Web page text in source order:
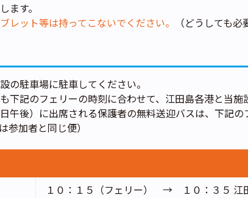
ます。
レット等は持ってこないでください。
（どうしても
の駐車場に駐車してください。
下記のフェリーの時刻に合わせて、江田島各港と当施
午後）に出席される保護者の無料送迎バスは、下記
参加者と同じ便）
１０：１５（フェリー） →
１０：３５